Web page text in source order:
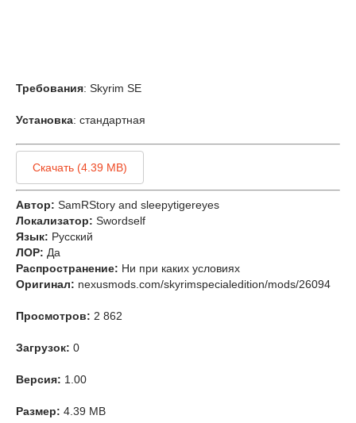
Требования: Skyrim SE
Установка: стандартная
Скачать (4.39 MB)
Автор: SamRStory and sleepytigereyes
Локализатор: Swordself
Язык: Русский
ЛОР: Да
Распространение: Ни при каких условиях
Оригинал: nexusmods.com/skyrimspecialedition/mods/26094
Просмотров: 2 862
Загрузок: 0
Версия: 1.00
Размер: 4.39 MB